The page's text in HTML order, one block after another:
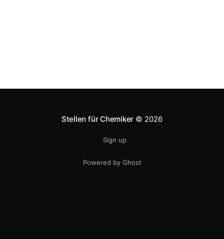
Stellen für Chemiker © 2026
Sign up
Powered by Ghost